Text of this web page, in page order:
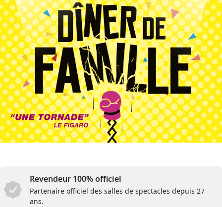
Revendeur 100% officiel
Partenaire officiel des salles de spectacles depuis 27
ans.